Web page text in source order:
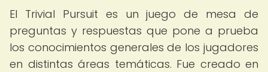
El Trivial Pursuit es un juego de mesa de
preguntas y respuestas que pone a prueba
los conocimientos generales de los jugadores
en distintas áreas temáticas. Fue creado en